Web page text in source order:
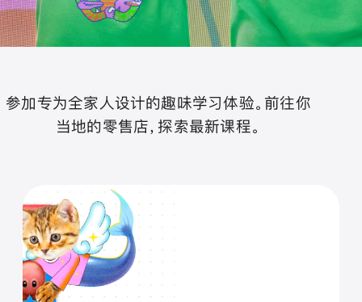
参加专为全家人设计的趣味学习体验。前往你
当地的零售店，探索最新课程。